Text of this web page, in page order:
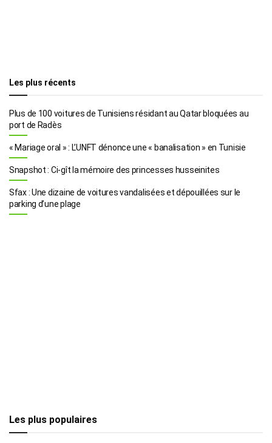
Les plus récents
Plus de 100 voitures de Tunisiens résidant au Qatar bloquées au
port de Radès
« Mariage oral » : L’UNFT dénonce une « banalisation » en Tunisie
Snapshot : Ci-gît la mémoire des princesses husseinites
Sfax : Une dizaine de voitures vandalisées et dépouillées sur le
parking d’une plage
Les plus populaires